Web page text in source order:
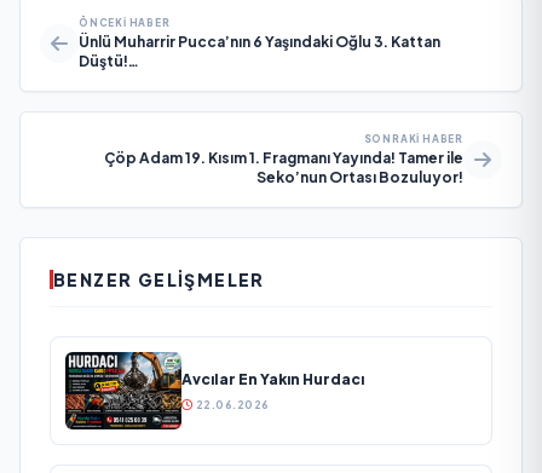
ÖNCEKI HABER
Ünlü Muharrir Pucca’nın 6 Yaşındaki Oğlu 3. Kattan
Düştü!…
SONRAKI HABER
Çöp Adam 19. Kısım 1. Fragmanı Yayında! Tamer ile
Seko’nun Ortası Bozuluyor!
BENZER GELIŞMELER
Avcılar En Yakın Hurdacı
22.06.2026